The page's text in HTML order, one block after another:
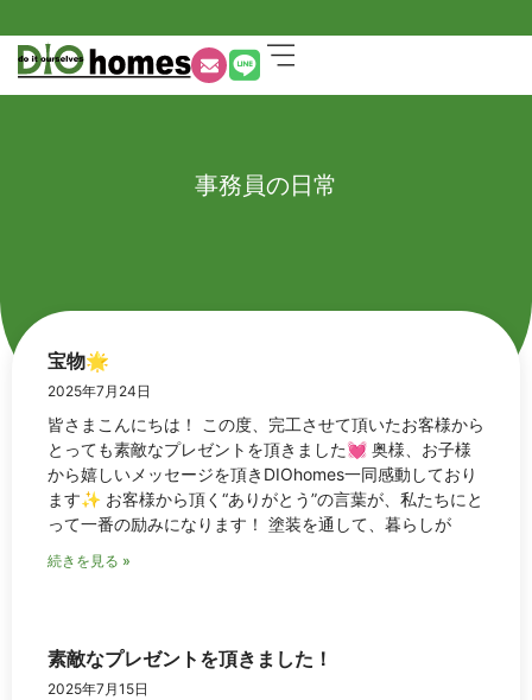
事務員の日常
宝物🌟
2025年7月24日
皆さまこんにちは！ この度、完工させて頂いたお客様から
とっても素敵なプレゼントを頂きました💓 奥様、お子様
から嬉しいメッセージを頂きDIOhomes一同感動しており
ます✨ お客様から頂く“ありがとう”の言葉が、私たちにと
って一番の励みになります！ 塗装を通して、暮らしが
続きを見る »
素敵なプレゼントを頂きました！
2025年7月15日